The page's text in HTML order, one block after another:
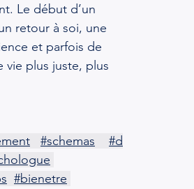
Le début d’un
retour à soi, une
et parfois de
vie plus juste, plus
#schemas
#d
#bienetre